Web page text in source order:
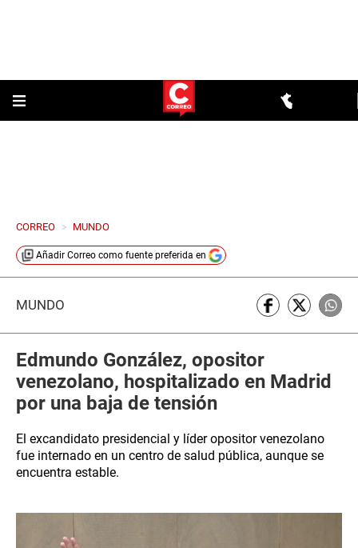
CORREO > MUNDO
Añadir Correo como fuente preferida en
MUNDO
Edmundo González, opositor
venezolano, hospitalizado en Madrid
por una baja de tensión
El excandidato presidencial y líder opositor venezolano
fue internado en un centro de salud pública, aunque se
encuentra estable.